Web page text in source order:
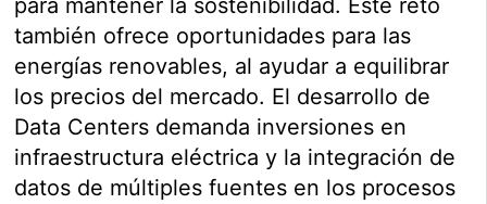
para mantener la sostenibilidad. Este reto
también ofrece oportunidades para las
energías renovables, al ayudar a equilibrar
los precios del mercado. El desarrollo de
Data Centers demanda inversiones en
infraestructura eléctrica y la integración de
datos de múltiples fuentes en los procesos